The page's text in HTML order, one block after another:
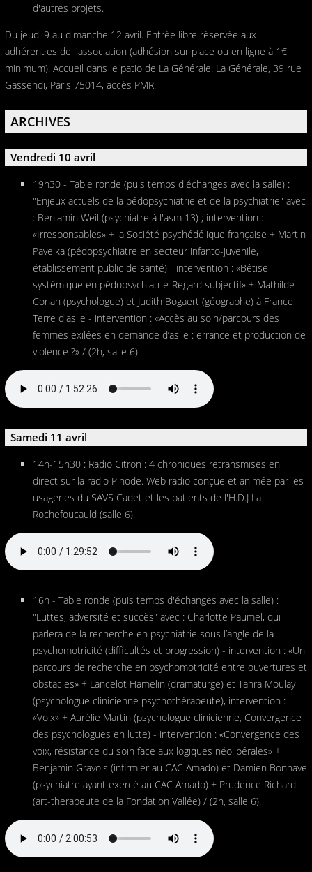
d'autres projets.
Du jeudi 9 au dimanche 12 avril. Entrée libre réservée aux
adhérent·es de l'association (adhésion sur place ou en ligne à 1€
minimum). Accueil dans le patio de La Générale. La Générale, 39 rue
Gassendi, Paris 75014, accès PMR.
ARCHIVES
Vendredi 10 avril
19h30 - Table ronde (puis temps d'échanges avec la salle) :
"Enjeux actuels de la pédopsychiatrie et de la psychiatrie" avec
: Benjamin Weil (psychiatre à l'asm 13) ; intervention :
«Irresponsables» + la Société psychédélique française + Martin
Pavelka (pédopsychiatre en secteur infanto-juvenile,
établissement public de santé) - intervention : «Bêtise
systémique en pédopsychiatrie-Regard subjectif» + Mathilde
Conan (psychologue) et Judith Bogaert (géographe) à France
Terre d'asile - intervention : «Accès au soin/parcours des
femmes exilées en demande d’asile : errance et production de
violence ?» / (2h, salle 6)
Samedi 11 avril
14h-15h30 : Radio Citron : 4 chroniques retransmises en
direct sur la radio Pinode. Web radio conçue et animée par les
usager·es du SAVS Cadet et les patients de l'H.D.J La
Rochefoucauld (salle 6).
16h - Table ronde (puis temps d'échanges avec la salle) :
"Luttes, adversité et succès" avec : Charlotte Paumel, qui
parlera de la recherche en psychiatrie sous l’angle de la
psychomotricité (difficultés et progression) - intervention : «Un
parcours de recherche en psychomotricité entre ouvertures et
obstacles» + Lancelot Hamelin (dramaturge) et Tahra Moulay
(psychologue clinicienne psychothérapeute), intervention :
«Voix» + Aurélie Martin (psychologue clinicienne, Convergence
des psychologues en lutte) - intervention : «Convergence des
voix, résistance du soin face aux logiques néolibérales» +
Benjamin Gravois (infirmier au CAC Amado) et Damien Bonnave
(psychiatre ayant exercé au CAC Amado) + Prudence Richard
(art-therapeute de la Fondation Vallée) / (2h, salle 6).